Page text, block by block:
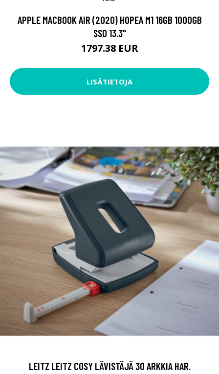
APPLE MACBOOK AIR (2020) HOPEA M1 16GB 1000GB
SSD 13.3"
1797.38 EUR
LISÄTIETOJA
LEITZ LEITZ COSY LÄVISTÄJÄ 30 ARKKIA HAR.